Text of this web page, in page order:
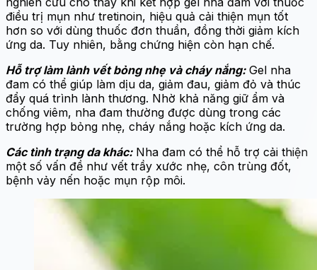
điều trị mụn như tretinoin, hiệu quả cải thiện mụn tốt
hơn so với dùng thuốc đơn thuần, đồng thời giảm kích
ứng da. Tuy nhiên, bằng chứng hiện còn hạn chế.
Hỗ trợ làm lành vết bỏng nhẹ và cháy nắng:Gel nha
đam có thể giúp làm dịu da, giảm đau, giảm đỏ và thúc
đẩy quá trình lành thương. Nhờ khả năng giữ ẩm và
chống viêm, nha đam thường được dùng trong các
trường hợp bỏng nhẹ, cháy nắng hoặc kích ứng da.
Các tình trạng da khác:Nha đam có thể hỗ trợ cải thiện
một số vấn đề như vết trầy xước nhẹ, côn trùng đốt,
bệnh vảy nến hoặc mụn rộp môi.